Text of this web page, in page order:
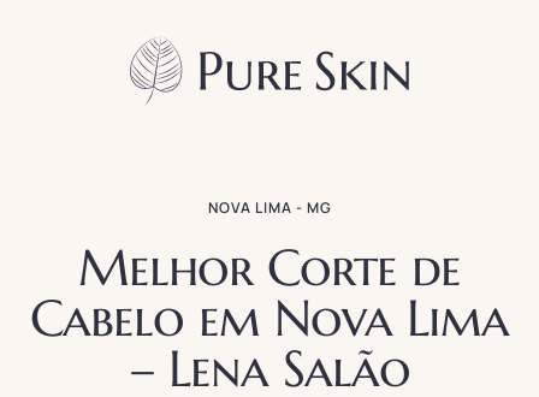
NOVA LIMA - MG
Melhor Corte de
Cabelo em Nova Lima
– Lena Salão